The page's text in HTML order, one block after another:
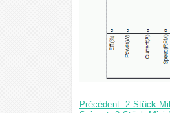
Précédent: 2 Stück